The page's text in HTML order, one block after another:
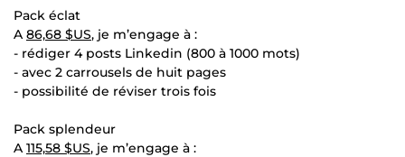
Pack éclat
A 86,68 $US, je m’engage à :
- rédiger 4 posts Linkedin (800 à 1000 mots)
- avec 2 carrousels de huit pages
- possibilité de réviser trois fois
Pack splendeur
A 115,58 $US, je m’engage à :